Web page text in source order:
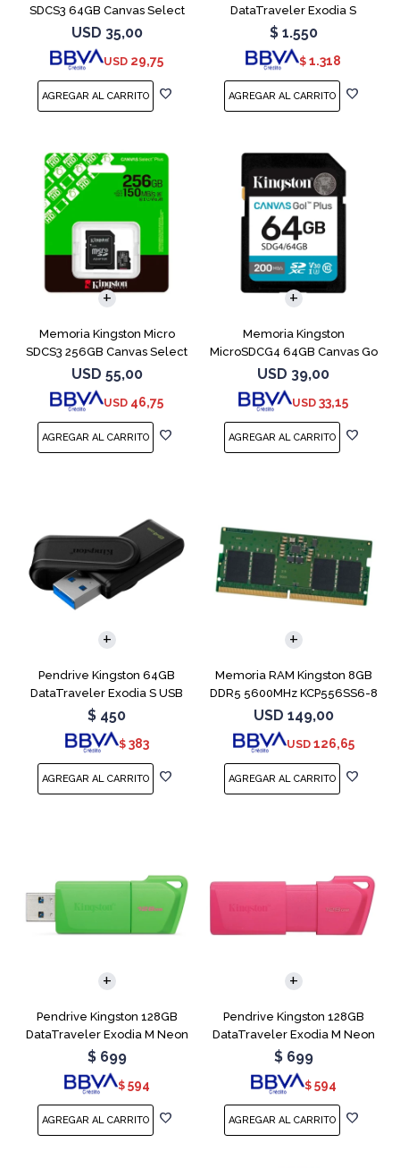
SDCS3 64GB Canvas Select
Plus
USD 35,00
USD 29,75
DataTraveler Exodia S
Naranja
$ 1.550
$ 1.318
Memoria Kingston Micro
SDCS3 256GB Canvas Select
Plus
USD 55,00
USD 46,75
Memoria Kingston
MicroSDCG4 64GB Canvas Go
Plus V30
USD 39,00
USD 33,15
Pendrive Kingston 64GB
DataTraveler Exodia S USB
3.2
$ 450
$ 383
Memoria RAM Kingston 8GB
DDR5 5600MHz KCP556SS6-8
SODIMM
USD 149,00
USD 126,65
Pendrive Kingston 128GB
DataTraveler Exodia M Neon
Green
$ 699
$ 594
Pendrive Kingston 128GB
DataTraveler Exodia M Neon
Pink
$ 699
$ 594